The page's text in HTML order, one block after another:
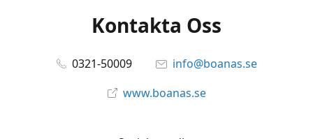
Kontakta Oss
0321-50009
info@boanas.se
www.boanas.se